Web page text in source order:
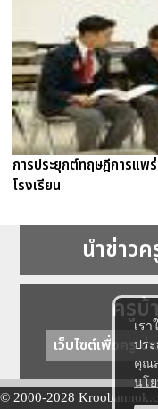
เร
ปร
คุณ
นโ
การประยุกต์ทฤษฎีการแพ
โรงเรียน
นำข่าว
ครูบ้
เว็บไซต์เพื่อครู ข่
© 2000-2028